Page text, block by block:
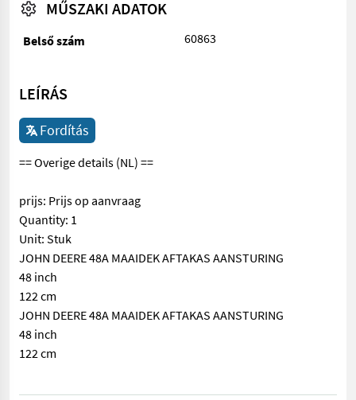
MŰSZAKI ADATOK
Belső szám 60863
LEÍRÁS
Fordítás
== Overige details (NL) ==
prijs: Prijs op aanvraag
Quantity: 1
Unit: Stuk
JOHN DEERE 48A MAAIDEK AFTAKAS AANSTURING
48 inch
122 cm
JOHN DEERE 48A MAAIDEK AFTAKAS AANSTURING
48 inch
122 cm
== Overige details (NL) == prijs: Prijs op aanvraag Quantity: 1